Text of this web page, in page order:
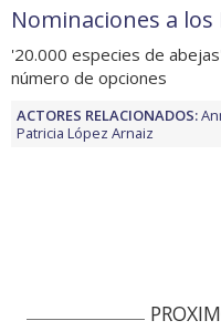
Nominaciones a los
'20.000 especies de
número de opciones
ACTORES RELACIONADOS:
Patricia López Arnaiz